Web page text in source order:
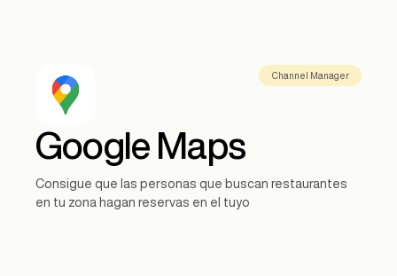
Channel Manager
Google Maps
Consigue que las personas que buscan restaurantes
en tu zona hagan reservas en el tuyo